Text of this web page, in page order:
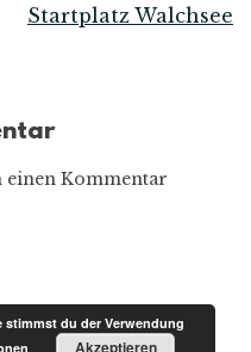
Startplatz Walchsee
einen Kommentar
stimmst du der Verwendung
Akzeptieren